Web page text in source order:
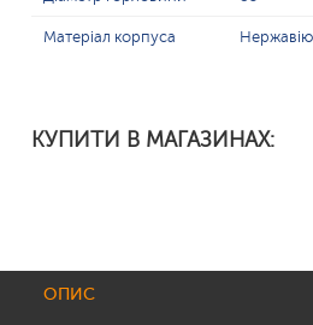
Матеріал корпуса
КУПИТИ В МАГАЗИНАХ:
ОПИС